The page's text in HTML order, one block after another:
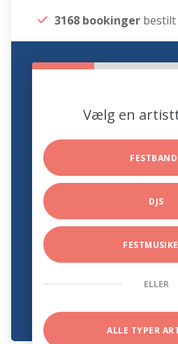
3168 bookinger
Vælg en
DJS
ELLER
ALLE TYPER